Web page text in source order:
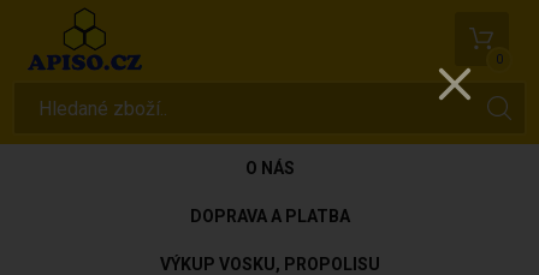
0
O NÁS
DOPRAVA A PLATBA
VÝKUP VOSKU, PROPOLISU